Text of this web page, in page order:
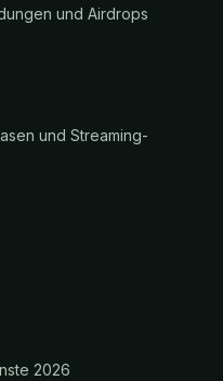
und Airdrops
und Streaming-
2026